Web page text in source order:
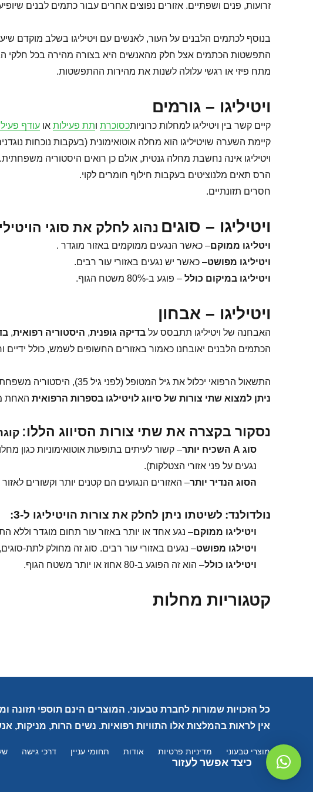
זרועות, פנים ושפתיים. אזורים נפוצים אחרים עבור כתמים לבנים
בנוסף לכתמים הלבנים על העור, לאנשים עם ויטיליגו בשלב מוקדם
התפשטות הכתמים אצל חלק מהאנשים היא בצורה מהירה בכל חלקי
מתח פיזי או רגשי עלולה לשנות את מהירות ההתפשטות.
ויטיליגו – גורמים
קיים קשר בין ויטיליגו למחלות כרוניותכסוכרת ותת פעילות או עודף
קיימת השערה שויטיליגו הוא מחלה אוטואימונית (בעקבות נוכחות
ויטיליגו אינה נחשבת מחלה גנטית, אולם כן רואים היסטוריה משפחתית.
הרס תאים מלנוציטים בעקבות חילוף חומרים לקוי.
חסרים תזונתיים.
ויטיליגו – סוגים נהוג לחלק את סוגי
ויטליגו ממוקם– כאשר הנגעים ממוקמים באזור מוגדר .
ויטיליגו מפושט– כאשר יש נגעים באזורי עור רבים.
ויטיליגו במיקום כולל – פוגע ב-80% משטח הגוף.
ויטיליגו – אבחון
האבחנה של ויטיליגו תתבסס על בדיקה גופנית, היסטוריה רפואית,
הכתמים הלבנים יאובחנו כאמור באזורים החשופים לשמש, כולל ידיים
התשאול הרפואי יכלול את גיל המטופל (לפני גיל 35), היסטוריה משפחתית, מחלות אוטואימוניות במשפחה, שיער מאפיר בחודשים האחרונים.
ניתן למצוא שתי צורות של סיווג לויטילגו בספרות הרפואית האחת
נסקור בקצרה את שתי צורות הסיווג הללו:
סוג השכיח יותר– קשור לעיתים בתופעות אוטואימוניות כגון
נגעים על פני אזורי הצטלקות).
הסוג הנדיר יותר– האזורים הנגועים הם קטנים יותר וקשורים
נולדולנד: לשיטתו ניתן לחלק את צורות הויטיליגו ל-3:
ויטיליגו ממוקם– נגע אחד או יותר באזור עור תחום מוגדר וללא
ויטילגו מפושט– נגעים באזורי עור רבים. סוג זה מחולק לתת-
ויטיליגו כולל– הוא זה הפוגע ב-80 אחוז או יותר משטח הגוף.
קטגוריות מחלות
כל הזכויות שמורות לחברת טבעוני. המוצרים הינם תוספי תזונה
אין לראות בהמלצות אלו התוויות רפואיות. נשים הרות, מניקות,
מוצרי טבעוני מדיניות פרטיות אודות תחומי עניין דרכי גישה
כיצד אפשר לעזור